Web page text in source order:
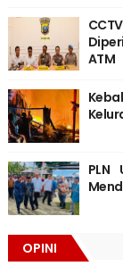
ATM
PLN
OPINI